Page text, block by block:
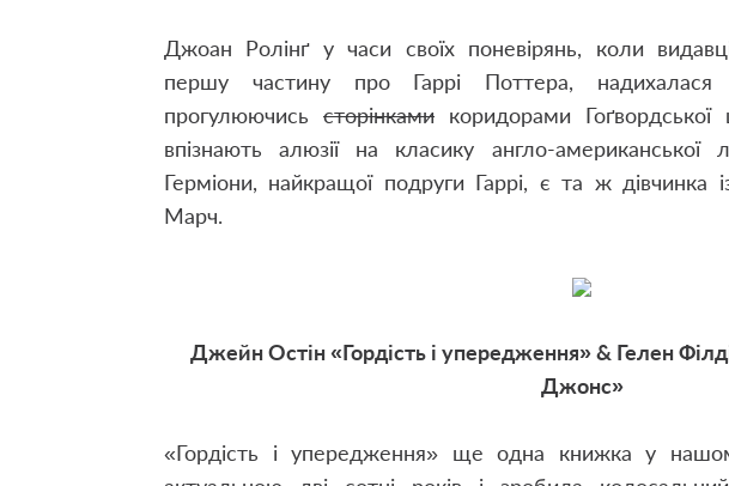
Джоан Ролінґ у часи своїх поневірянь, коли
першу частину про Гаррі Поттера, надихалася
прогулюючись сторінками коридорами
впізнають алюзії на класику англо-американської
Герміони, найкращої подруги Гаррі, є та ж
Марч.
Джейн Остін «Гордість і упередження» & Гелен
Джонс»
«Гордість і упередження» ще одна книжка у